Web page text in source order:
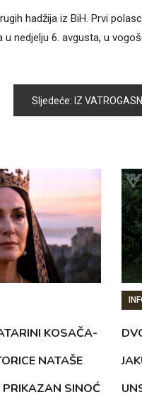
hadžija iz BiH. Prvi
nedjelju 6. avgusta, u
Sljedeće: IZ VATROGASNOG
KOSAČA-
NATAŠE
SINOĆ